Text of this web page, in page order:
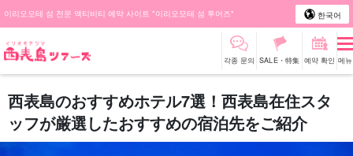
이리오모테 섬 전문 액티비티 예약 사이트 "이리오모테 섬 투어즈" 한국어
각종 문의 SALE・特集 예약 확인 메뉴
西表島のおすすめホテル7選！西表島在住スタ
ッフが厳選したおすすめの宿泊先をご紹介